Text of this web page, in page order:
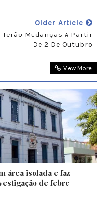
Older Article
Terão Mudanças A Partir
De 2 De Outubro
View More
área isolada e faz
de febre